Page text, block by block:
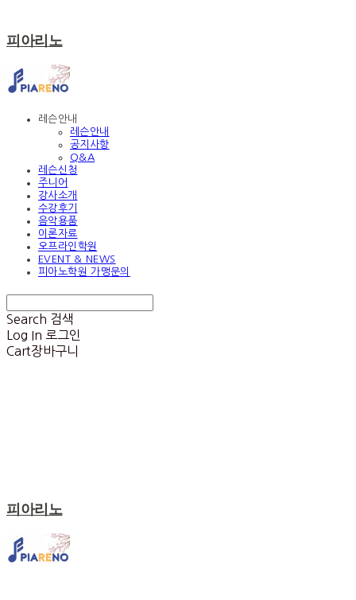
피아리노
레슨안내
레슨안내
공지사항
Q&A
레슨신청
주니어
강사소개
수강후기
음악용품
이론자료
오프라인학원
EVENT & NEWS
피아노학원 가맹문의
Search 검색
Log In 로그인
Cart장바구니
피아리노